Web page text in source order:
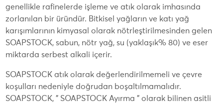
genellikle rafinelerde işleme ve atık olarak imhasında
zorlanılan bir üründür. Bitkisel yağların ve katı yağ
karışımlarının kimyasal olarak nötrleştirilmesinden gelen
SOAPSTOCK, sabun, nötr yağ, su (yaklaşık% 80) ve eser
miktarda serbest alkali içerir.
SOAPSTOCK atık olarak değerlendirilmemeli ve çevre
koşulları nedeniyle doğrudan boşaltılmamalıdır.
SOAPSTOCK, " SOAPSTOCK Ayırma " olarak bilinen asitli